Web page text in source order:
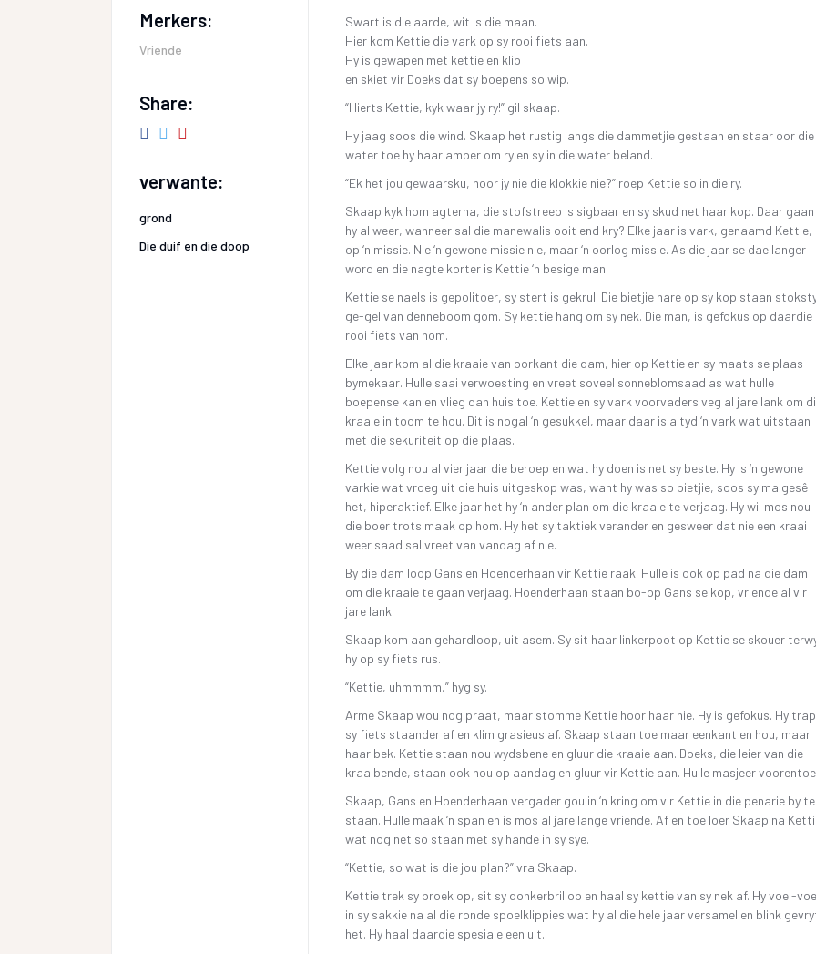
10 NOVEMBER 2018 – 3DE GALA AAND
4 NOVEMBER 2017 – 2DE GALA-AAND
22 OKTOBER 2016 – 1STE GALA AAND
VERGETE HELDE UIT
VRYSTAATSTORIES
KINDERLIEDJIES
‘N
Merkers:
Vriende
Share:
verwante:
grond
Die duif en die doop
Swart is die aarde, wit is die maan.
Hier kom Kettie die vark op sy rooi fiets aan.
Hy is gewapen met kettie en klip
en skiet vir Doeks dat sy boepens so wip.
“Hierts Kettie, kyk waar jy ry!” gil skaap.
Hy jaag soos die wind. Skaap het rustig langs die dammetjie gestaan en staar oor die
water toe hy haar amper om ry en sy in die water beland.
“Ek het jou gewaarsku, hoor jy nie die klokkie nie?” roep Kettie so in die ry.
Skaap kyk hom agterna, die stofstreep is sigbaar en sy skud net haar kop. Daar gaan
hy al weer, wanneer sal die manewalis ooit end kry? Elke jaar is vark, genaamd Kettie,
op ‘n missie. Nie ‘n gewone missie nie, maar ‘n oorlog missie. As die jaar se dae langer
word en die nagte korter is Kettie ‘n besige man.
Kettie se naels is gepolitoer, sy stert is gekrul. Die bietjie hare op sy kop staan
ge-gel van denneboom gom. Sy kettie hang om sy nek. Die man, is gefokus op daardie
rooi fiets van hom.
Elke jaar kom al die kraaie van oorkant die dam, hier op Kettie en sy maats se plaas
bymekaar. Hulle saai verwoesting en vreet soveel sonneblomsaad as wat hulle
boepense kan en vlieg dan huis toe. Kettie en sy vark voorvaders veg al jare lank om
kraaie in toom te hou. Dit is nogal ‘n gesukkel, maar daar is altyd ‘n vark wat uitstaan
met die sekuriteit op die plaas.
Kettie volg nou al vier jaar die beroep en wat hy doen is net sy beste. Hy is ‘n gewone
varkie wat vroeg uit die huis uitgeskop was, want hy was so bietjie, soos sy ma gesê
het, hiperaktief. Elke jaar het hy ‘n ander plan om die kraaie te verjaag. Hy wil mos nou
die boer trots maak op hom. Hy het sy taktiek verander en gesweer dat nie een kraai
weer saad sal vreet van vandag af nie.
By die dam loop Gans en Hoenderhaan vir Kettie raak. Hulle is ook op pad na die dam
om die kraaie te gaan verjaag. Hoenderhaan staan bo-op Gans se kop, vriende al vir
jare lank.
Skaap kom aan gehardloop, uit asem. Sy sit haar linkerpoot op Kettie se skouer
hy op sy fiets rus.
“Kettie, uhmmmm,” hyg sy.
Arme Skaap wou nog praat, maar stomme Kettie hoor haar nie. Hy is gefokus. Hy trap
sy fiets staander af en klim grasieus af. Skaap staan toe maar eenkant en hou, maar
haar bek. Kettie staan nou wydsbene en gluur die kraaie aan. Doeks, die leier van die
kraaibende, staan ook nou op aandag en gluur vir Kettie aan. Hulle masjeer
Skaap, Gans en Hoenderhaan vergader gou in ‘n kring om vir Kettie in die penarie by te
staan. Hulle maak ‘n span en is mos al jare lange vriende. Af en toe loer Skaap na
wat nog net so staan met sy hande in sy sye.
“Kettie, so wat is die jou plan?” vra Skaap.
Kettie trek sy broek op, sit sy donkerbril op en haal sy kettie van sy nek af. Hy voel-
in sy sakkie na al die ronde spoelklippies wat hy al die hele jaar versamel en blink
het. Hy haal daardie spesiale een uit.